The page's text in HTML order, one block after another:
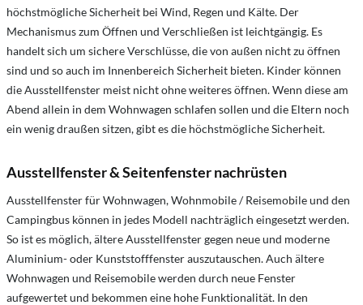
höchstmögliche Sicherheit bei Wind, Regen und Kälte. Der
Mechanismus zum Öffnen und Verschließen ist leichtgängig. Es
handelt sich um sichere Verschlüsse, die von außen nicht zu öffnen
sind und so auch im Innenbereich Sicherheit bieten. Kinder können
die Ausstellfenster meist nicht ohne weiteres öffnen. Wenn diese am
Abend allein in dem Wohnwagen schlafen sollen und die Eltern noch
ein wenig draußen sitzen, gibt es die höchstmögliche Sicherheit.
Ausstellfenster & Seitenfenster nachrüsten
Ausstellfenster für Wohnwagen, Wohnmobile / Reisemobile und den
Campingbus können in jedes Modell nachträglich eingesetzt werden.
So ist es möglich, ältere Ausstellfenster gegen neue und moderne
Aluminium- oder Kunststofffenster auszutauschen. Auch ältere
Wohnwagen und Reisemobile werden durch neue Fenster
aufgewertet und bekommen eine hohe Funktionalität. In den